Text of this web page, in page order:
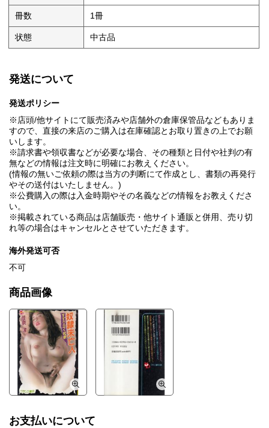
冊数 1冊
状態 中古品
発送について
発送ポリシー
※店頭/他サイトにて販売済みや店舗外の倉庫保管品などもありま
すので、直接の来店のご購入は在庫確認とお取り置きの上でお願
いします。
※請求書や領収書などが必要な場合、その種類と日付や社判の有
無などの情報は注文時に明確にお教えください。
(情報の無いご依頼の際は当方の判断にて作成とし、書類の再発行
やその送付はいたしません。)
※公費購入の際は入金時期やその名義などの情報をお教えくださ
い。
※掲載されている商品は店舗販売・他サイト通販と併用、売り切
れ等の場合はキャンセルとさせていただきます。
海外発送可否
不可
商品画像
お支払いについて